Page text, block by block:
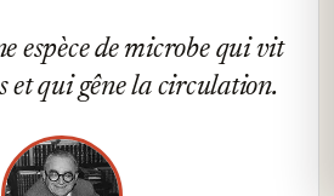
espèce de microbe qui vit
et qui gêne la circulation.